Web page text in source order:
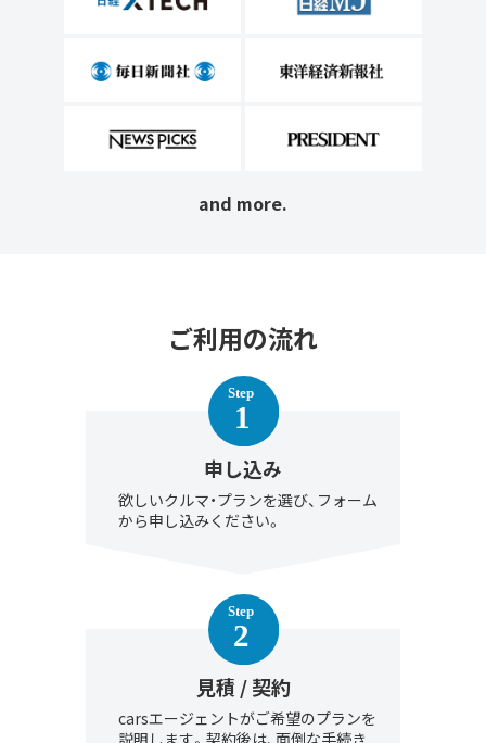
and more.
ご利用の流れ
申し込み
欲しいクルマ・プランを選び、フォーム
から申し込みください。
見積 / 契約
carsエージェントがご希望のプランを